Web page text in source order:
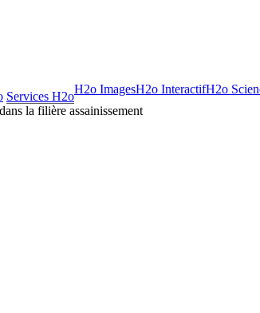
Services H2o
H2o ImagesH2o InteractifH2o
la filière assainissement